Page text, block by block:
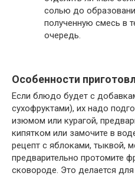
солью до
полученную смесь в
очередь.
Особенности
Если блюдо будет с
сухофруктами), их надо
изюмом или курагой,
кипятком или замочите в
рецепт с яблоками, тыквой,
предварительно протомите
сковороде. Это делается